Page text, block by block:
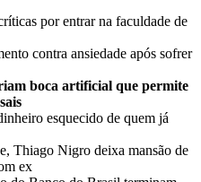
por entrar na faculdade de
contra ansiedade após sofrer
boca artificial que permite
esquecido de quem já
Thiago Nigro deixa mansão de
ex